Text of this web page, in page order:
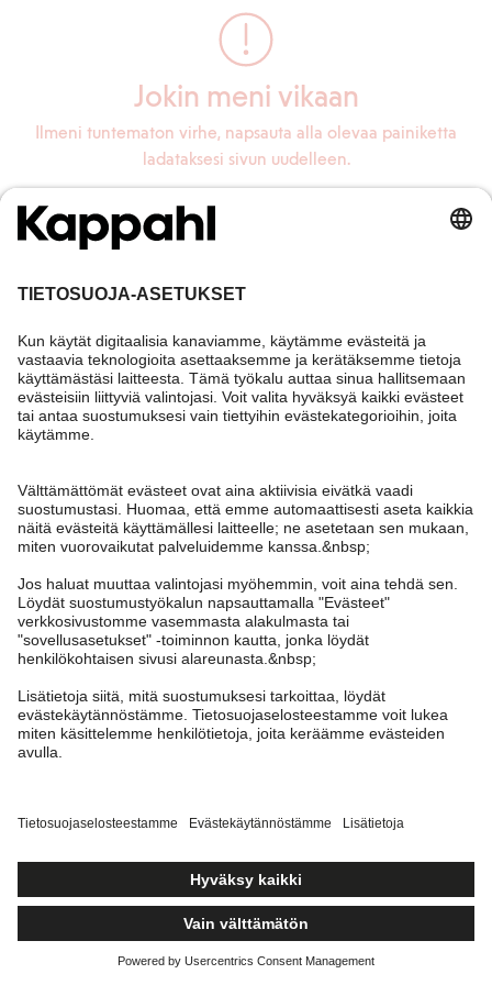
Jokin meni vikaan
Ilmeni tuntematon virhe, napsauta alla olevaa painiketta
ladataksesi sivun uudelleen.
Lataa sivu uudelleen